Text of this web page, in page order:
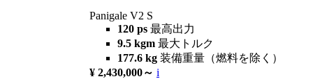
Panigale V2 S
120 ps 最高出力
9.5 kgm 最大トルク
177.6 kg 装備重量（燃料を除く）
¥ 2,430,000～ i